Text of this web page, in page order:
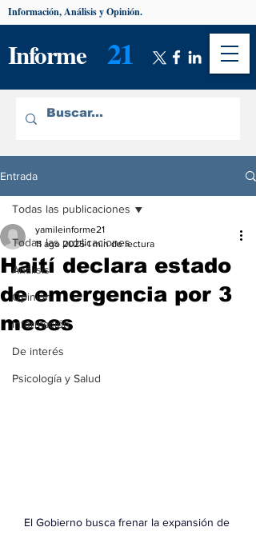
Informe 21
Información, Análisis y Opinión.
Entrada
Todas las publicaciones
Análisis
Opinión
Información
De interés
Psicología y Salud
Todas las publicaciones
Haití declara estado
de emergencia por 3
meses
yamileinforme21
11 ago 2025 1 min de lectura
El Gobierno busca frenar la expansión de